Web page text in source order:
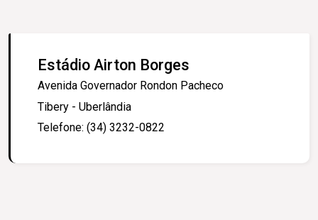
Estádio Airton Borges
Avenida Governador Rondon Pacheco
Tibery - Uberlândia
Telefone: (34) 3232-0822